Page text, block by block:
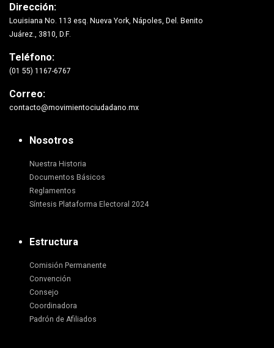
Dirección:
Louisiana No. 113 esq. Nueva York, Nápoles, Del. Benito
Juárez., 3810, D.F.
Teléfono:
(01 55) 1167-6767
Correo:
contacto@movimientociudadano.mx
Nosotros
Nuestra Historia
Documentos Básicos
Reglamentos
Síntesis Plataforma Electoral 2024
Estructura
Comisión Permanente
Convención
Consejo
Coordinadora
Padrón de Afiliados